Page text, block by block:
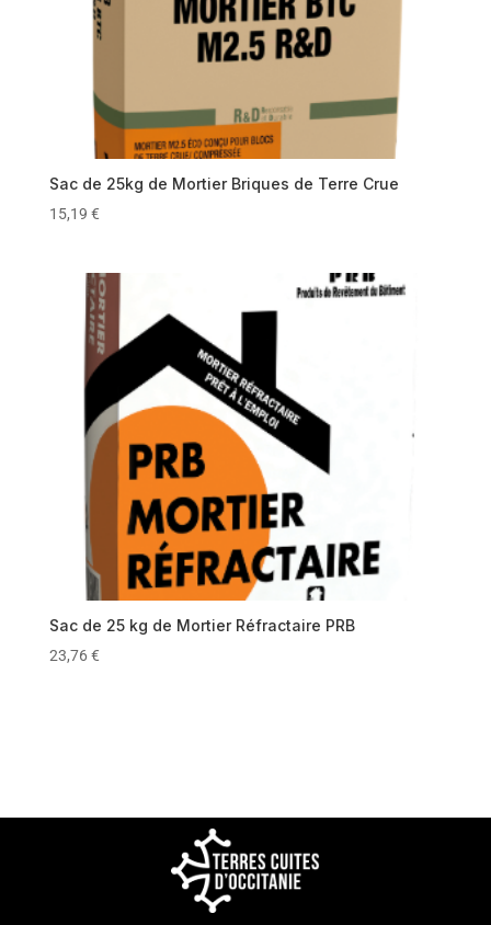
Sac de 25kg de Mortier Briques de Terre Crue
15,19 €
Sac de 25 kg de Mortier Réfractaire PRB
23,76€